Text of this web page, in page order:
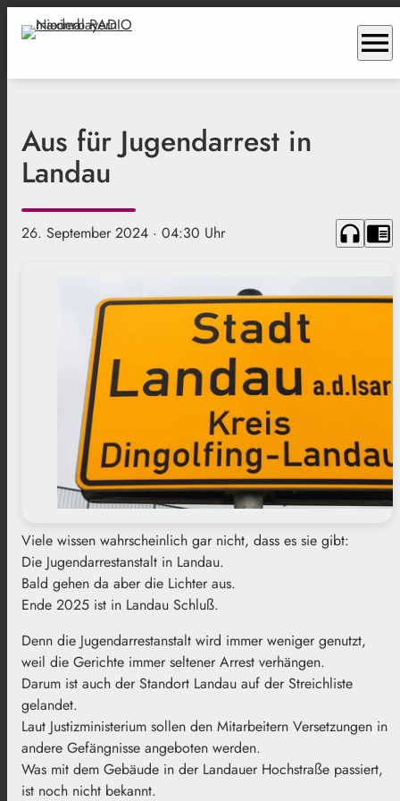
menu
Aus für Jugendarrest in
Landau
26. September 2024 · 04:30 Uhr headphones chrome_reader_mode
Viele wissen wahrscheinlich gar nicht, dass es sie gibt:
Die Jugendarrestanstalt in Landau.
Bald gehen da aber die Lichter aus.
Ende 2025 ist in Landau Schluß.
Denn die Jugendarrestanstalt wird immer weniger genutzt,
weil die Gerichte immer seltener Arrest verhängen.
Darum ist auch der Standort Landau auf der Streichliste
gelandet.
Laut Justizministerium sollen den Mitarbeitern Versetzungen in
andere Gefängnisse angeboten werden.
Was mit dem Gebäude in der Landauer Hochstraße passiert,
ist noch nicht bekannt.